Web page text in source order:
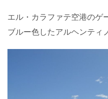
エル・カラファテ空港のゲ
ブルー色したアルヘンティ